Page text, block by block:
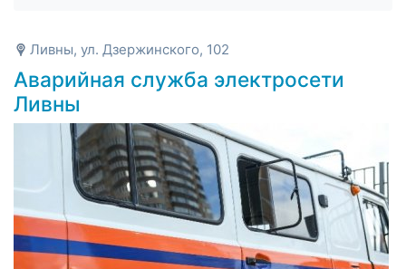
Ливны, ул. Дзержинского, 102
Аварийная служба электросети
Ливны